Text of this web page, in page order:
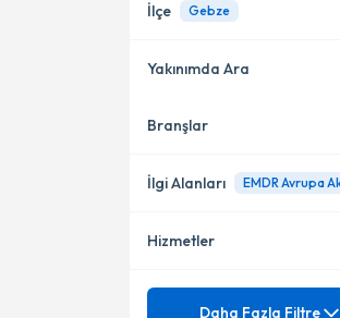
İlçe Gebze
Gebze
Yakınımda Ara
Konumuma yakın uzmanları
Branşlar
Psikoloji
İlgi Alanları
0-3 yaş bebeklerde Uyku,
Hizmetler
Mezuniyet
Daha Fazla Filtre